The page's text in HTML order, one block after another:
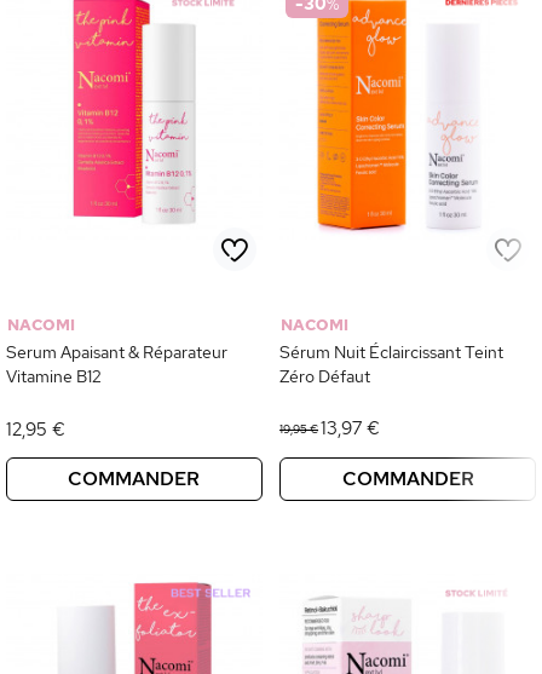
NACOMI
Serum Apaisant & Réparateur
Vitamine B12
12,95 €
COMMANDER
NACOMI
Sérum Nuit Éclaircissant Teint
Zéro Défaut
19,95 €13,97 €
COMMANDER